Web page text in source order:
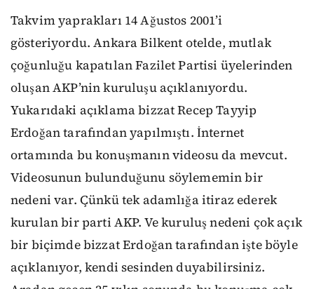
Takvim yaprakları 14 Ağustos 2001’i
gösteriyordu. Ankara Bilkent otelde, mutlak
çoğunluğu kapatılan Fazilet Partisi üyelerinden
oluşan AKP’nin kuruluşu açıklanıyordu.
Yukarıdaki açıklama bizzat Recep Tayyip
Erdoğan tarafından yapılmıştı. İnternet
ortamında bu konuşmanın videosu da mevcut.
Videosunun bulunduğunu söylememin bir
nedeni var. Çünkü tek adamlığa itiraz ederek
kurulan bir parti AKP. Ve kuruluş nedeni çok açık
bir biçimde bizzat Erdoğan tarafından işte böyle
açıklanıyor, kendi sesinden duyabilirsiniz.